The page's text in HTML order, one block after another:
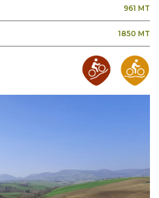
961 MT
1850 MT